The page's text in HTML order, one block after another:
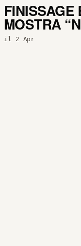
FINISSAGE
MOSTRA
il 2 Apr